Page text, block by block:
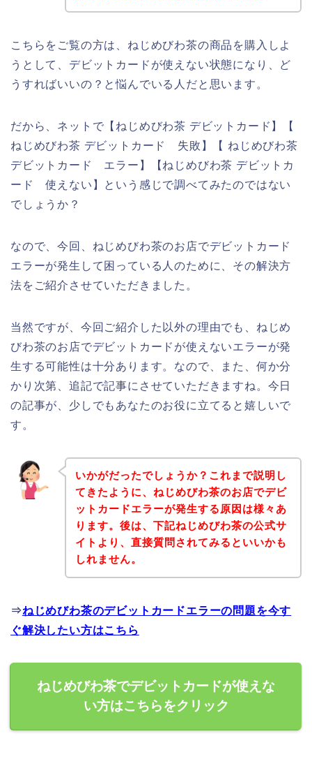
こちらをご覧の方は、ねじめびわ茶の商品を購入しよ
うとして、デビットカードが使えない状態になり、ど
うすればいいの？と悩んでいる人だと思います。
だから、ネットで【ねじめびわ茶 デビットカード】【
ねじめびわ茶 デビットカード 失敗】【 ねじめびわ茶
デビットカード エラー】【ねじめびわ茶 デビットカ
ード 使えない】という感じで調べてみたのではない
でしょうか？
なので、今回、ねじめびわ茶のお店でデビットカード
エラーが発生して困っている人のために、その解決方
法をご紹介させていただきました。
当然ですが、今回ご紹介した以外の理由でも、ねじめ
びわ茶のお店でデビットカードが使えないエラーが発
生する可能性は十分あります。なので、また、何か分
かり次第、追記で記事にさせていただきますね。今日
の記事が、少しでもあなたのお役に立てると嬉しいで
す。
いかがだったでしょうか？これまで説明し
てきたように、ねじめびわ茶のお店でデビ
ットカードエラーが発生する原因は様々あ
ります。後は、下記ねじめびわ茶の公式サ
イトより、直接質問されてみるといいかも
しれません。
⇒ねじめびわ茶のデビットカードエラーの問題を今す
ぐ解決したい方はこちら
ねじめびわ茶でデビットカードが使えな
い方はこちらをクリック